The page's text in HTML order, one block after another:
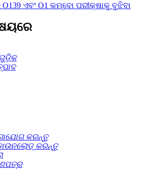
O139 ଏବଂ O1 କମ୍ବୋ ପରୀକ୍ଷାକୁ ବୁଝିବା
କରନ୍ତୁ
କରନ୍ତୁ